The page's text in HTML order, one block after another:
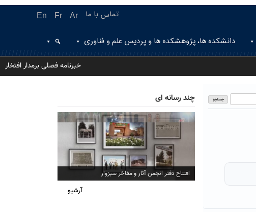
En Fr Ar تماس با ما
دانشکده ها، پژوهشکده ها و پردیس علم و فناوری
خبرنامه فصلی برمدار افتخار
چند رسانه ای
افتتاح دفتر انجمن آثار و مفاخر سبزوار
آرشیو